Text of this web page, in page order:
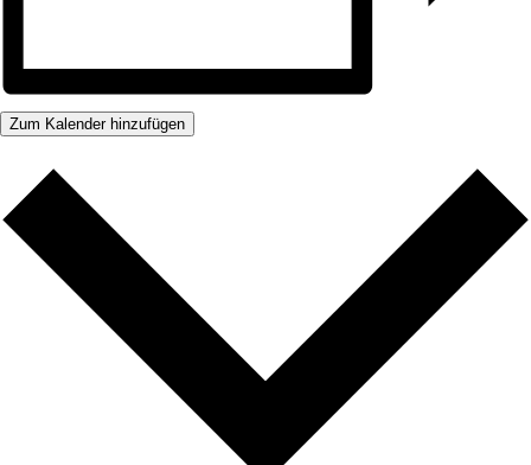
Zum Kalender hinzufügen